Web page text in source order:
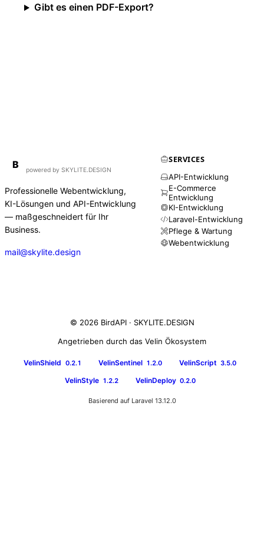
Gibt es einen PDF-Export?
B powered by SKYLITE.DESIGN
Professionelle Webentwicklung,
KI-Lösungen und API-Entwicklung
— maßgeschneidert für Ihr
Business.
mail@skylite.design
SERVICES
API-Entwicklung
E-Commerce
Entwicklung
KI-Entwicklung
Laravel-Entwicklung
Pflege & Wartung
Webentwicklung
© 2026 BirdAPI · SKYLITE.DESIGN
Angetrieben durch das Velin Ökosystem
VelinShield 0.2.1 VelinSentinel 1.2.0 VelinScript 3.5.0
VelinStyle 1.2.2 VelinDeploy 0.2.0
Basierend auf Laravel 13.12.0